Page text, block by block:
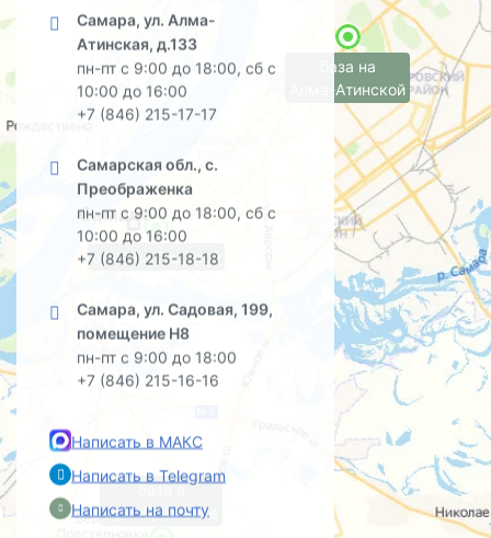
Самара, ул. Алма-
Атинская, д.133
пн-пт с 9:00 до 18:00, сб с
10:00 до 16:00
+7 (846) 215-17-17
Самарская обл., с.
Преображенка
пн-пт с 9:00 до 18:00, сб с
10:00 до 16:00
+7 (846) 215-18-18
Самара, ул. Садовая, 199,
помещение Н8
пн-пт с 9:00 до 18:00
+7 (846) 215-16-16
Написать в МАКС
Написать в Telegram
Написать на почту
офис на Садовой
база в
Преображенке
база на
Алма-Атинской